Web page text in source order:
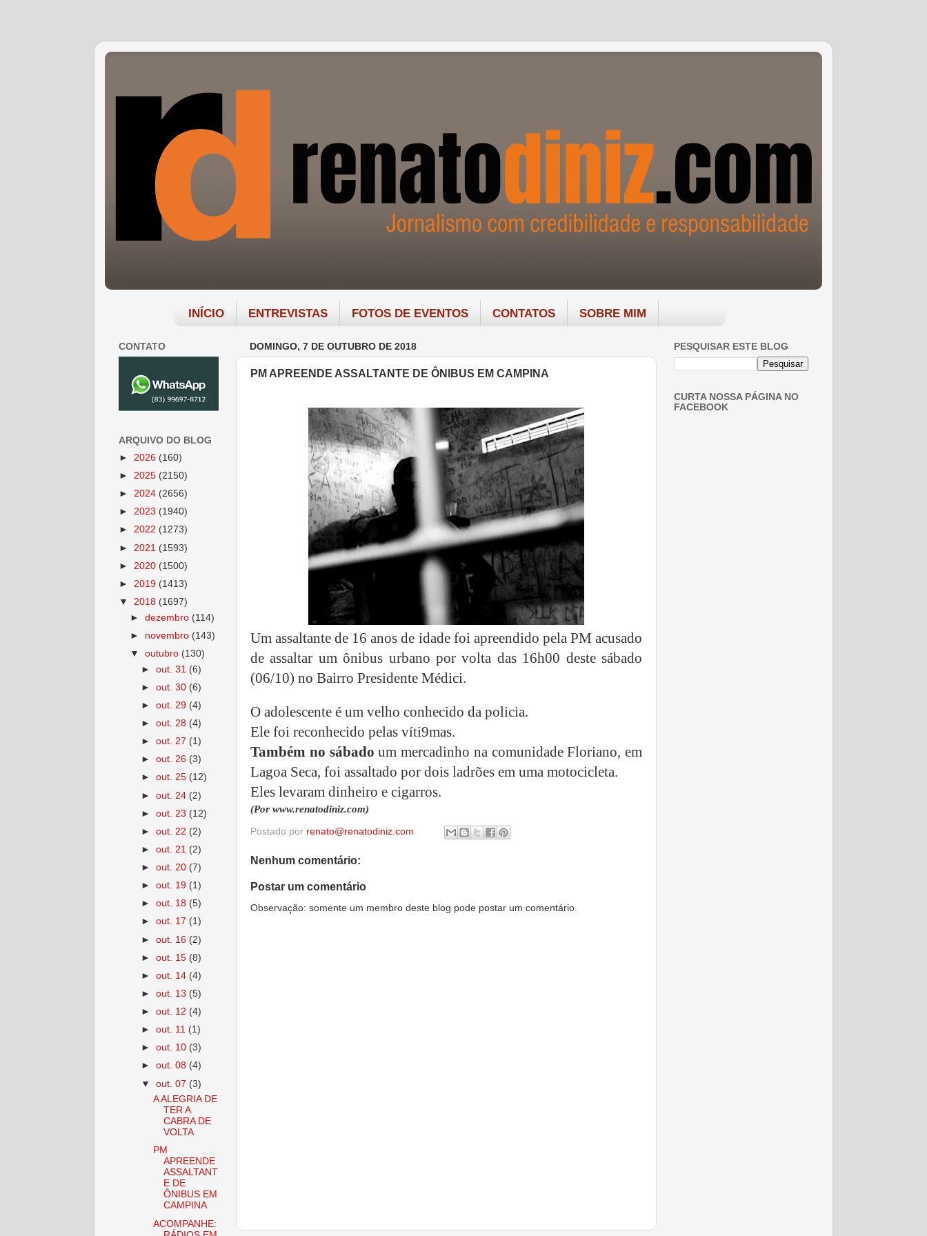
INÍCIO ENTREVISTAS FOTOS DE EVENTOS CONTATOS SOBRE MIM
DOMINGO, 7 DE OUTUBRO DE 2018
PM APREENDE ASSALTANTE DE ÔNIBUS EM CAMPINA
Um assaltante de 16 anos de idade foi apreendido pela PM acusado
de assaltar um ônibus urbano por volta das 16h00 deste sábado
(06/10) no Bairro Presidente Médici.
O adolescente é um velho conhecido da policia.
Ele foi reconhecido pelas víti9mas.
Também no sábadoum mercadinho na comunidade Floriano, em
Lagoa Seca, foi assaltado por dois ladrões em uma motocicleta.
Eles levaram dinheiro e cigarros.
(Por www.renatodiniz.com)
Postado por renato@renatodiniz.com
Nenhum comentário:
Postar um comentário
Observação: somente um membro deste blog pode postar um comentário.
CONTATO
ARQUIVO DO BLOG
► 2026 (160)
► 2025 (2150)
► 2024 (2656)
► 2023 (1940)
► 2022 (1273)
► 2021 (1593)
► 2020 (1500)
► 2019 (1413)
▼ 2018 (1697)
►dezembro (114)
► novembro (143)
▼outubro (130)
►out. 31 (6)
►out. 30 (6)
►out. 29 (4)
►out. 28 (4)
►out. 27 (1)
►out. 26 (3)
►out. 25 (12)
►out. 24 (2)
►out. 23 (12)
►out. 22 (2)
►out. 21 (2)
►out. 20 (7)
►out. 19 (1)
►out. 18 (5)
►out. 17 (1)
►out. 16 (2)
►out. 15 (8)
►out. 14 (4)
►out. 13 (5)
►out. 12 (4)
►out. 11 (1)
►out. 10 (3)
►out. 08 (4)
▼out. 07 (3)
A ALEGRIA DE
TER A
CABRA DE
VOLTA
PM
APREENDE
ASSALTANT
E DE
ÔNIBUS EM
CAMPINA
ACOMPANHE:
PESQUISAR ESTE BLOG
CURTA NOSSA PÁGINA NO
FACEBOOK